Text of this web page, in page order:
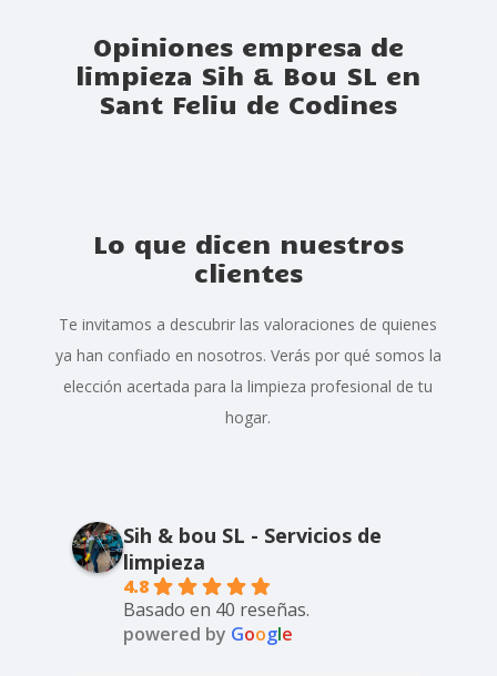
Opiniones empresa de
limpieza Sih & Bou SL en
Sant Feliu de Codines
Lo que dicen nuestros
clientes
Te invitamos a descubrir las valoraciones de quienes
ya han confiado en nosotros. Verás por qué somos la
elección acertada para la limpieza profesional de tu
hogar.
Sih & bou SL - Servicios de
limpieza
4.8
Basado en 40 reseñas.
powered by Google